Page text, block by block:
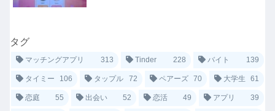
タグ
マッチングアプリ 313 Tinder 228 バイト 139
タイミー 106 タップル 72 ペアーズ 70 大学生 61
恋庭 55 出会い 52 恋活 49 アプリ 39